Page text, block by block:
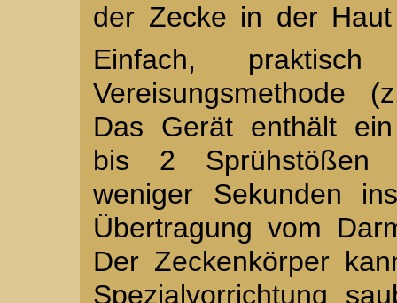
der Zecke in der
Einfach,
Vereisungsmethode
Das Gerät enthält
bis 2 Sprühstößen
weniger Sekunden
Übertragung vom
Der Zeckenkörper
Spezialvorrichtung